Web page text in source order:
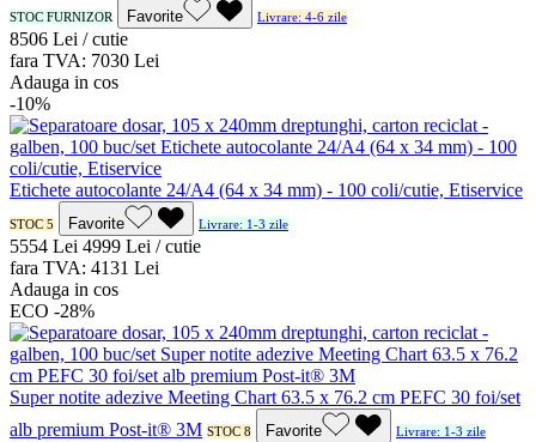
STOC FURNIZOR Favorite Livrare: 4-6 zile
8506 Lei / cutie
fara TVA: 7030 Lei
Adauga in cos
-10%
Etichete autocolante 24/A4 (64 x 34 mm) - 100 coli/cutie, Etiservice
STOC 5 Favorite Livrare: 1-3 zile
5554 Lei 4999 Lei / cutie
fara TVA: 4131 Lei
Adauga in cos
ECO -28%
Super notite adezive Meeting Chart 63.5 x 76.2 cm PEFC 30 foi/set
alb premium Post-it® 3M STOC 8 Favorite Livrare: 1-3 zile